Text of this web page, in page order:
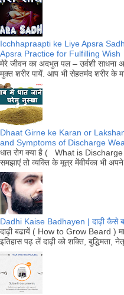
Icchhapraapti ke Liye Apsra
Apsra Practice for Fulfilling Wish
मेरे जीवन का अदभुत पल – उर्वशी साधना
मुक्त शरीर पायें. आप भी सेहतमंद शरीर के
Dhaat Girne ke Karan or
and Symptoms of Discharge
धात रोग क्या है ( What is
समझाएं तो व्यक्ति के मूत्र मेंवीर्यका भी
Dadhi Kaise Badhayen | दाढ़ी कैसे
दाढ़ी बढायें ( How to Grow Beard )
इतिहास पढ़ लें दाढ़ी को शक्ति, बुद्धिमता,